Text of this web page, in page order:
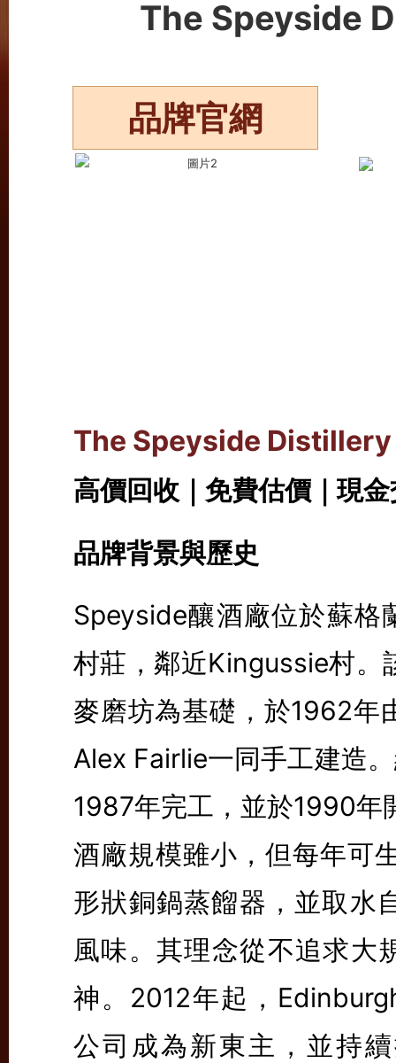
The Speyside
品牌官網
The Speyside Distillery
高價回收｜免費估價｜現
品牌背景與歷史
Speyside釀酒廠位於蘇格
村莊，鄰近Kingussie村。
麥磨坊為基礎，於1962年
Alex Fairlie一同手工建造
1987年完工，並於1990年
酒廠規模雖小，但每年可
形狀銅鍋蒸餾器，並取水
風味。其理念從不追求大
神。2012年起，
公司成為新東主，並持